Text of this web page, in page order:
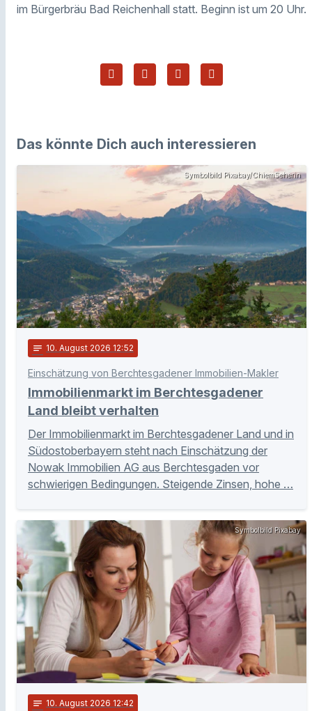
im Bürgerbräu Bad Reichenhall statt. Beginn ist um 20 Uhr.
Das könnte Dich auch interessieren
Symbolbild Pixabay/ChiemSeherin
notes 10. August 2026 12:52
Einschätzung von Berchtesgadener Immobilien-Makler
Immobilienmarkt im Berchtesgadener
Land bleibt verhalten
Der Immobilienmarkt im Berchtesgadener Land und in
Südostoberbayern steht nach Einschätzung der
Nowak Immobilien AG aus Berchtesgaden vor
schwierigen Bedingungen. Steigende Zinsen, hohe …
Symbolbild Pixabay
notes 10. August 2026 12:42